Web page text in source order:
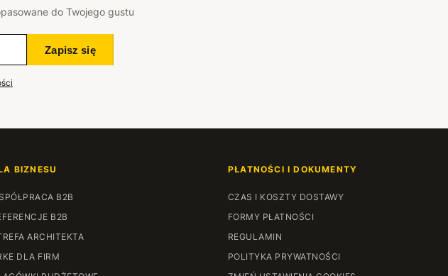
do Twojego gustu
Zapisz się
BIZNESU
B2B
B2B
ARCHITEKTA
DLA FIRM
PŁATNOŚCI I DOKUMENTY
CZAS I KOSZTY DOSTAWY
FORMY PŁATNOŚCI
REGULAMIN
POLITYKA PRYWATNOŚCI